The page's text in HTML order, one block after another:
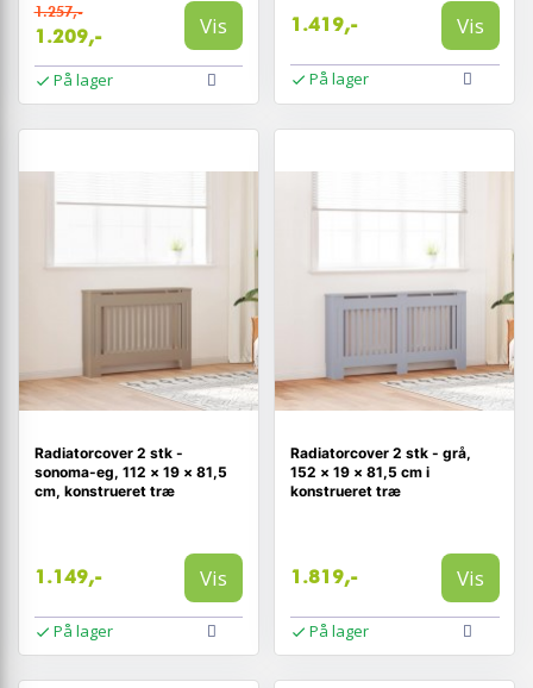
1.257,-
1.209,- Vis
På lager
1.419,- Vis
På lager
Radiatorcover 2 stk -
sonoma-eg, 112 × 19 × 81,5
cm, konstrueret træ
1.149,- Vis
På lager
Radiatorcover 2 stk - grå,
152 × 19 × 81,5 cm i
konstrueret træ
1.819,- Vis
På lager